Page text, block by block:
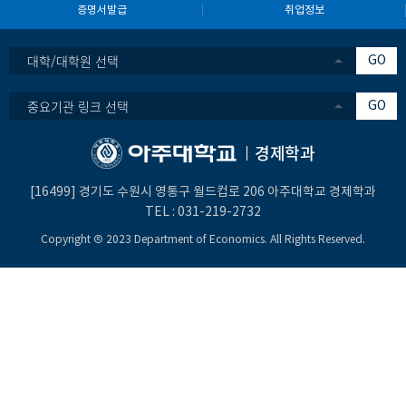
증명서발급 취업정보
대학/대학원 선택 GO
중요기관 링크 선택 GO
경제학과
[16499] 경기도 수원시 영통구 월드컵로 206 아주대학교 경제학과
TEL : 031-219-2732
Copyright Ⓒ 2023 Department of Economics. All Rights Reserved.